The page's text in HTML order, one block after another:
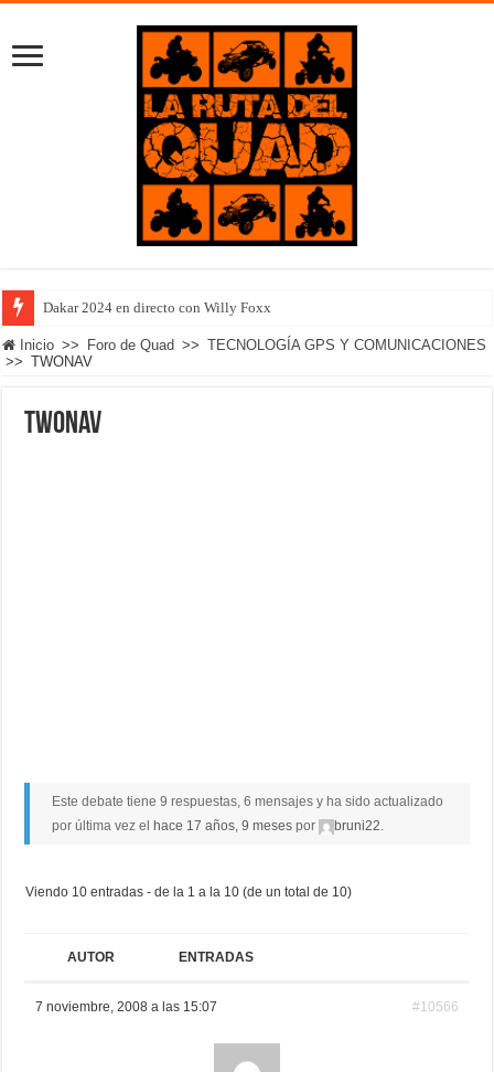
Dakar 2024 en directo con Willy Foxx
Inicio >> Foro de Quad >> TECNOLOGÍA GPS Y COMUNICACIONES
>> TWONAV
TWONAV
Este debate tiene 9 respuestas, 6 mensajes y ha sido actualizado
por última vez el
hace 17 años, 9 mesespor bruni22.
Viendo 10 entradas - de la 1 a la 10 (de un total de 10)
AUTOR ENTRADAS
7 noviembre, 2008 a las 15:07 #10566